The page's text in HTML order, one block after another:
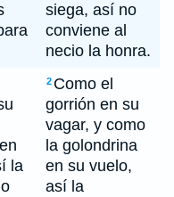
siega, así no
conviene al
necio la honra.
la
2 Como el
gorrión en su
vagar, y como
la golondrina
en su vuelo,
así la